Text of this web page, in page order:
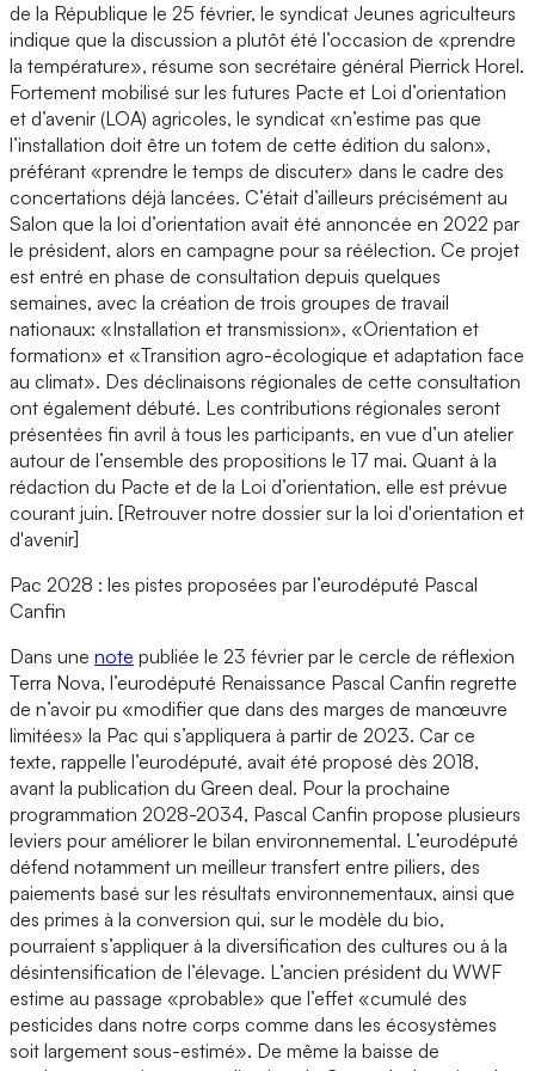
de la République le 25 février, le syndicat Jeunes agriculteurs
indique que la discussion a plutôt été l’occasion de «prendre
la température», résume son secrétaire général Pierrick Horel.
Fortement mobilisé sur les futures Pacte et Loi d’orientation
et d’avenir (LOA) agricoles, le syndicat «n’estime pas que
l’installation doit être un totem de cette édition du salon»,
préférant «prendre le temps de discuter» dans le cadre des
concertations déjà lancées. C’était d’ailleurs précisément au
Salon que la loi d’orientation avait été annoncée en 2022 par
le président, alors en campagne pour sa réélection. Ce projet
est entré en phase de consultation depuis quelques
semaines, avec la création de trois groupes de travail
nationaux: «Installation et transmission», «Orientation et
formation» et «Transition agro-écologique et adaptation face
au climat». Des déclinaisons régionales de cette consultation
ont également débuté. Les contributions régionales seront
présentées fin avril à tous les participants, en vue d’un atelier
autour de l’ensemble des propositions le 17 mai. Quant à la
rédaction du Pacte et de la Loi d’orientation, elle est prévue
courant juin. [Retrouver notre dossier sur la loi d'orientation et
d'avenir]
Pac 2028 : les pistes proposées par l’eurodéputé Pascal
Canfin
Dans une note publiée le 23 février par le cercle de réflexion
Terra Nova, l’eurodéputé Renaissance Pascal Canfin regrette
de n’avoir pu «modifier que dans des marges de manœuvre
limitées» la Pac qui s’appliquera à partir de 2023. Car ce
texte, rappelle l’eurodéputé, avait été proposé dès 2018,
avant la publication du Green deal. Pour la prochaine
programmation 2028-2034, Pascal Canfin propose plusieurs
leviers pour améliorer le bilan environnemental. L’eurodéputé
défend notamment un meilleur transfert entre piliers, des
paiements basé sur les résultats environnementaux, ainsi que
des primes à la conversion qui, sur le modèle du bio,
pourraient s’appliquer à la diversification des cultures ou à la
désintensification de l’élevage. L’ancien président du WWF
estime au passage «probable» que l’effet «cumulé des
pesticides dans notre corps comme dans les écosystèmes
soit largement sous-estimé». De même la baisse de